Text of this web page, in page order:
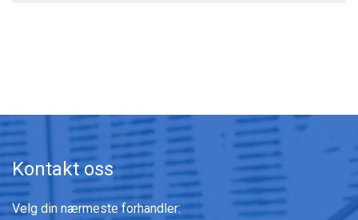
Kontakt oss
Velg din nærmeste forhandler: